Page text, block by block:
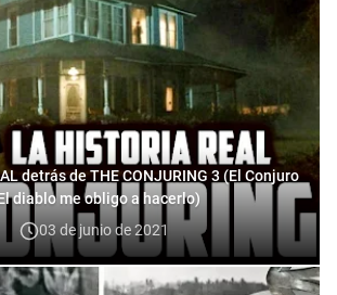
detrás de THE CONJURING 3 (El Conjuro
diablo me obligo a hacerlo)
03 de junio de 2021